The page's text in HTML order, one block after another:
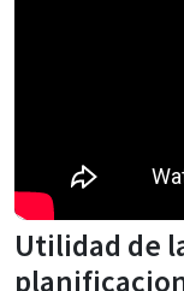
Utilidad de